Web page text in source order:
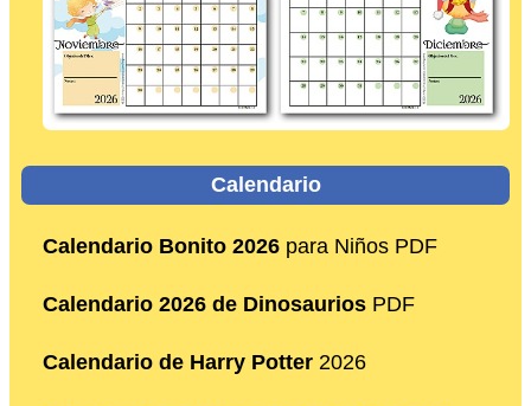
Calendario
Calendario Bonito 2026 para Niños PDF
Calendario 2026 de Dinosaurios PDF
Calendario de Harry Potter 2026